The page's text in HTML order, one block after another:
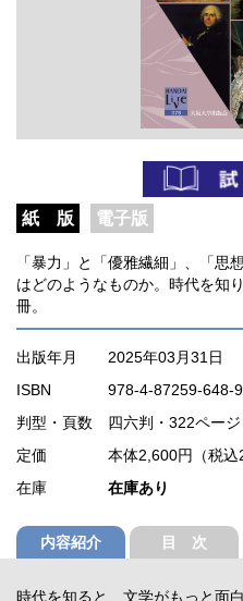
紙 版 電子版
「暴力」と「優雅繊細」、「思
はどのようなものか。時代を知
冊。
出版年月
2025年03月31日
ISBN
978-4-87259-648-
判型・頁数 四六判・322ページ
定価
本体2,600円（税込
在庫
在庫あり
内容紹介 目 次
時代を知ると、文学がもっと面